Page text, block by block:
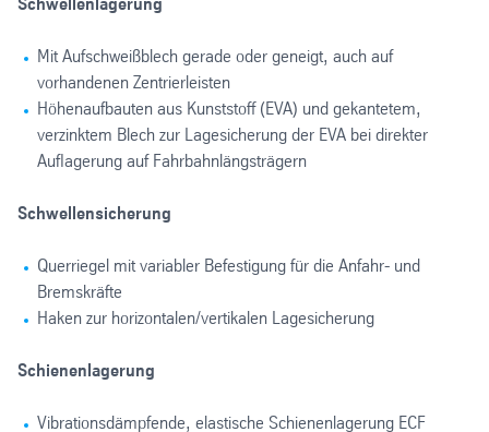
Schwellenlagerung
Mit Aufschweißblech gerade oder geneigt, auch auf
vorhandenen Zentrierleisten
Höhenaufbauten aus Kunststoff (EVA) und gekantetem,
verzinktem Blech zur Lagesicherung der EVA bei direkter
Auflagerung auf Fahrbahnlängsträgern
Schwellensicherung
Querriegel mit variabler Befestigung für die Anfahr- und
Bremskräfte
Haken zur horizontalen/vertikalen Lagesicherung
Schienenlagerung
Vibrationsdämpfende, elastische Schienenlagerung ECF